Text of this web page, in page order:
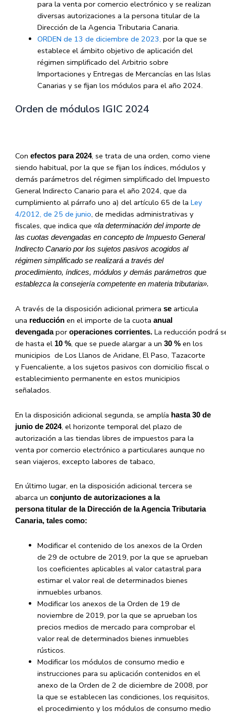
para la venta por comercio electrónico y se realizan
diversas autorizaciones a la persona titular de la
Dirección de la Agencia Tributaria Canaria.
ORDEN de 13 de diciembre de 2023, por la que se
establece el ámbito objetivo de aplicación del
régimen simplificado del Arbitrio sobre
Importaciones y Entregas de Mercancías en las Islas
Canarias y se fijan los módulos para el año 2024.
Orden de módulos IGIC 2024
Con efectos para 2024, se trata de una orden, como viene
siendo habitual, por la que se fijan los índices, módulos y
demás parámetros del régimen simplificado del Impuesto
General Indirecto Canario para el año 2024, que da
cumplimiento al párrafo uno a) del artículo 65 de la Ley
4/2012, de 25 de junio, de medidas administrativas y
fiscales, que indica que «la determinación del importe de
las cuotas devengadas en concepto de Impuesto General
Indirecto Canario por los sujetos pasivos acogidos al
régimen simplificado se realizará a través del
procedimiento, índices, módulos y demás parámetros que
establezca la consejería competente en materia tributaria».
A través de la disposición adicional primera se articula
una reducción en el importe de la cuota anual
devengadapor operaciones corrientes. La reducción podrá
de hasta el 10 %, que se puede alargar a un 30 % en los
municipios de Los Llanos de Aridane, El Paso, Tazacorte
y Fuencaliente, a los sujetos pasivos con domicilio fiscal o
establecimiento permanente en estos municipios
señalados.
En la disposición adicional segunda, se amplía hasta 30 de
junio de 2024, el horizonte temporal del plazo de
autorización a las tiendas libres de impuestos para la
venta por comercio electrónico a particulares aunque no
sean viajeros, excepto labores de tabaco,
En último lugar, en la disposición adicional tercera se
abarca un conjunto de autorizaciones a la
personatitular de la Dirección de la Agencia Tributaria
Canaria, tales como:
Modificar el contenido de los anexos de la Orden
de 29 de octubre de 2019, por la que se aprueban
los coeficientes aplicables al valor catastral para
estimar el valor real de determinados bienes
inmuebles urbanos.
Modificar los anexos de la Orden de 19 de
noviembre de 2019, por la que se aprueban los
precios medios de mercado para comprobar el
valor real de determinados bienes inmuebles
rústicos.
Modificar los módulos de consumo medio e
instrucciones para su aplicación contenidos en el
anexo de la Orden de 2 de diciembre de 2008, por
la que se establecen las condiciones, los requisitos,
el procedimiento y los módulos de consumo medio